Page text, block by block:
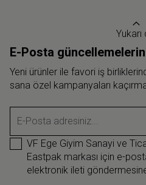
Yukarı
E-Posta
Yeni ürünler ile favori iş
sana özel kampanyaları
E-Posta adresiniz...
VF Ege Giyim Sanayi ve
Eastpak markası için e-
elektronik ileti